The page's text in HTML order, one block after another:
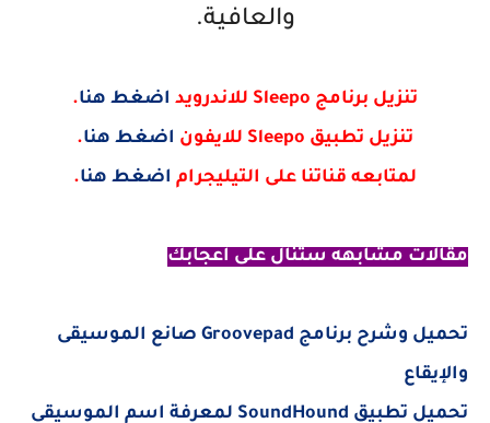
والعافية.
تنزيل برنامج Sleepo للاندرويد اضغط هنا.
تنزيل تطبيق Sleepo للايفون
اضغط هنا.
لمتابعه قناتنا على التيليجرام اضغط هنا.
مقالات مشابهه ستنال على اعجابك
تحميل وشرح برنامج Groovepad صانع الموسيقى
والإيقاع
تحميل تطبيق SoundHound لمعرفة اسم الموسيقى